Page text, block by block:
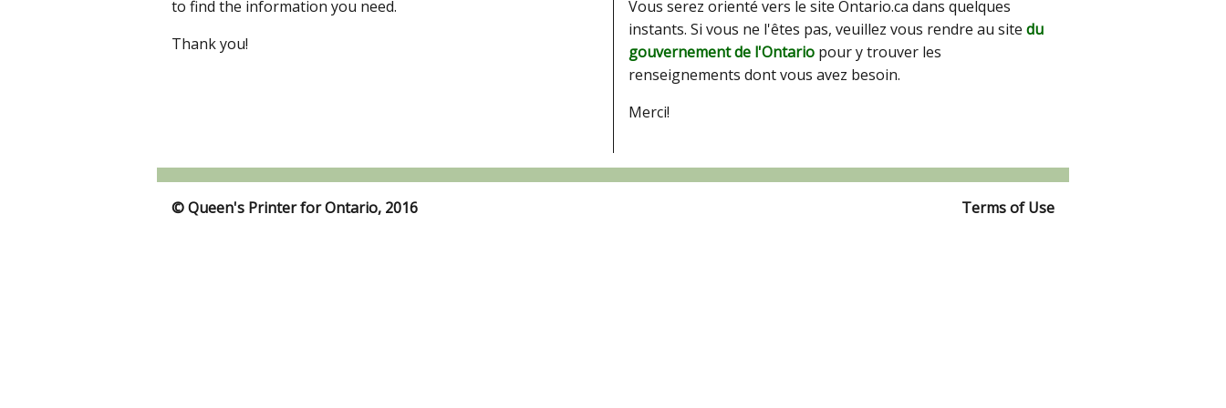
to find the information you need.
Thank you!
Vous serez orienté vers le site Ontario.ca dans quelques
instants. Si vous ne l'êtes pas, veuillez vous rendre au site du
gouvernement de l'Ontario pour y trouver les
renseignements dont vous avez besoin.
Merci!
© Queen's Printer for Ontario, 2016 Terms of Use